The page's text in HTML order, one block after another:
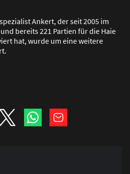
Ankert, der seit 2005 im
bereits 221 Partien für die Haie
hat, wurde um eine weitere